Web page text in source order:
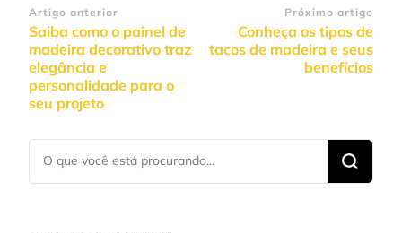
Navegação
de
post
Artigo anterior
Saiba como o painel de
madeira decorativo traz
elegância e
personalidade para o
seu projeto
Próximo artigo
Conheça os tipos de
tacos de madeira e seus
benefícios
Procurando